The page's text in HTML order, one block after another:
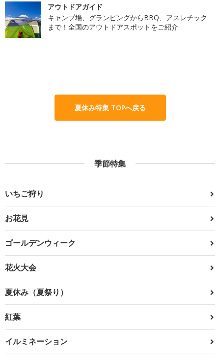
アウトドアガイド
キャンプ場、グランピングからBBQ、アスレチック
まで！全国のアウトドアスポットをご紹介
夏休み特集 TOPへ戻る
季節特集
いちご狩り
お花見
ゴールデンウィーク
花火大会
夏休み（夏祭り）
紅葉
イルミネーション